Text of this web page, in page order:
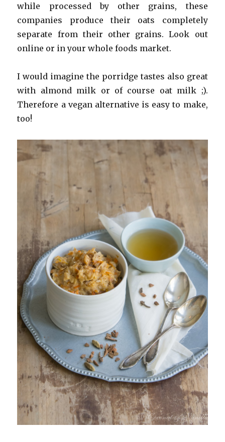
while processed by other grains, these
companies produce their oats completely
separate from their other grains. Look out
online or in your whole foods market.
I would imagine the porridge tastes also great
with almond milk or of course oat milk ;).
Therefore a vegan alternative is easy to make,
too!